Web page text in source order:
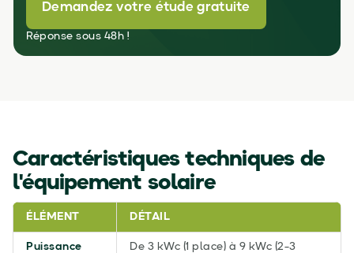
Demandez votre étude gratuite
Réponse sous 48h !
Caractéristiques techniques de
l'équipement solaire
ÉLÉMENT DÉTAIL
Puissance
De 3 kWc (1 place) à 9 kWc (2-3